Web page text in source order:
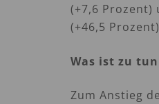
(+7,6 Prozent)
(+46,5
Was ist zu
Zum Anstieg